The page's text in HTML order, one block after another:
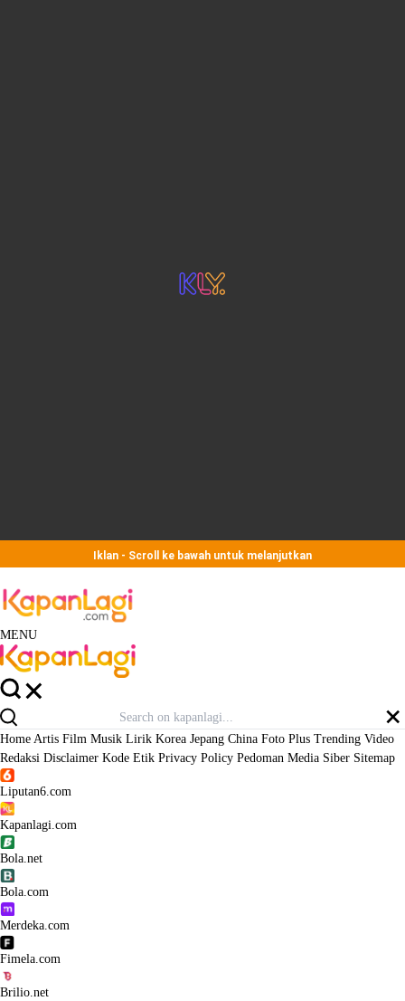
Iklan - Scroll ke bawah untuk melanjutkan
MENU
Home Artis Film Musik Lirik Korea Jepang China Foto Plus Trending Video
Redaksi Disclaimer Kode Etik Privacy Policy Pedoman Media Siber Sitemap
Liputan6.com
Kapanlagi.com
Bola.net
Bola.com
Merdeka.com
Fimela.com
Brilio.net